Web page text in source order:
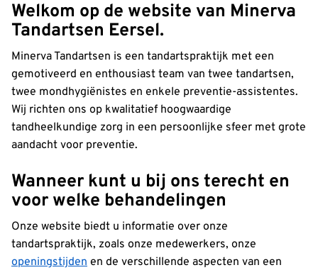
Welkom op de website van Minerva
Tandartsen Eersel.
Minerva Tandartsen is een tandartspraktijk met een
gemotiveerd en enthousiast team van twee tandartsen,
twee mondhygiënistes en enkele preventie-assistentes.
Wij richten ons op kwalitatief hoogwaardige
tandheelkundige zorg in een persoonlijke sfeer met grote
aandacht voor preventie.
Wanneer kunt u bij ons terecht en
voor welke behandelingen
Onze website biedt u informatie over onze
tandartspraktijk, zoals onze medewerkers, onze
openingstijden en de verschillende aspecten van een